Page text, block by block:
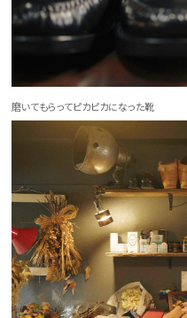
磨いてもらってピカピカになった靴